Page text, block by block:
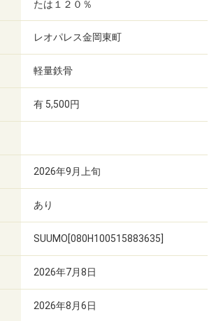
たは１２０％
レオパレス金岡東町
軽量鉄骨
有 5,500円
2026年9月上旬
あり
SUUMO[080H100515883635]
2026年7月8日
2026年8月6日